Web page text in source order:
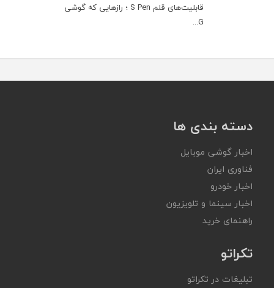
قابلیت‌های قلم S Pen ؛ رازهایی که گوشی
G...
دسته بندی ها
اخبار گوشی موبایل
فناوری ایران
اخبار خودرو
اخبار سینما و تلویزیون
راهنمای خرید
تکراتو
تبلیغات در تکراتو